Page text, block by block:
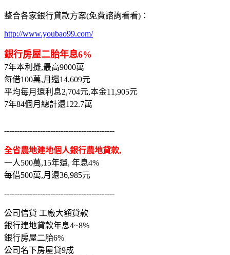
整合各家銀行貸款方案(免費諮詢看看)：
http://www.youbao99.com/
銀行房屋二胎年息6%
7年本利攤,最高9000萬
每借100萬,月還14,609元
平均每月還利息2,704元,本金11,905元
7年84個月總計還122.7萬
-------------------------------------------
全省農地建地個人銀行農地貸款,
一人500萬,15年還, 年息4%
每借500萬,月還36,985元
-------------------------------------------
公司信貸 工廠大額貸款
銀行建地貸款年息4~8%
銀行房屋二胎6%
公司名下房屋貸9成